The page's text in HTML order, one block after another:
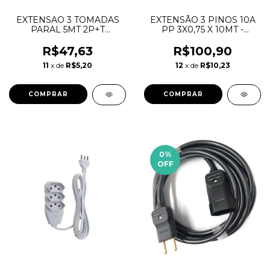
EXTENSAO 3 TOMADAS
PARAL 5MT 2P+T
MEGATRON
R$47,63
11 x de R$5,20
EXTENSÃO 3 PINOS 10A
PP 3X0,75 X 10MT -
R$100,90
12 x de R$10,23
0%
OFF